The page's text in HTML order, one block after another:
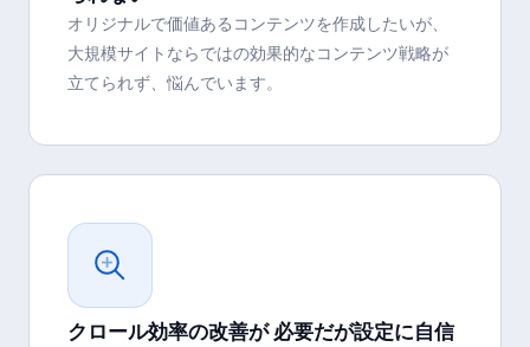
オリジナルで価値あるコンテンツを作成したいが、
大規模サイトならではの効果的なコンテンツ戦略が
立てられず、悩んでいます。
クロール効率の改善が 必要だが設定に自信